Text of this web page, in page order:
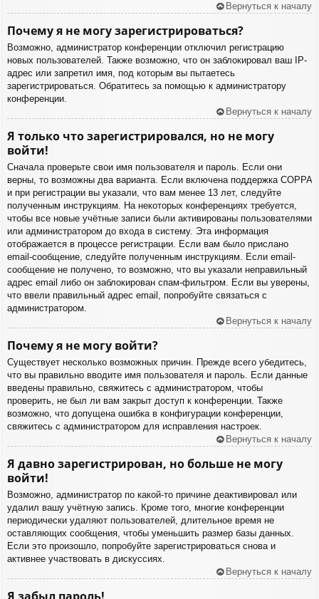
Вернуться к началу
Почему я не могу зарегистрироваться?
Возможно, администратор конференции отключил регистрацию
новых пользователей. Также возможно, что он заблокировал ваш IP-
адрес или запретил имя, под которым вы пытаетесь
зарегистрироваться. Обратитесь за помощью к администратору
конференции.
Вернуться к началу
Я только что зарегистрировался, но не могу
войти!
Сначала проверьте свои имя пользователя и пароль. Если они
верны, то возможны два варианта. Если включена поддержка COPPA
и при регистрации вы указали, что вам менее 13 лет, следуйте
полученным инструкциям. На некоторых конференциях требуется,
чтобы все новые учётные записи были активированы пользователями
или администратором до входа в систему. Эта информация
отображается в процессе регистрации. Если вам было прислано
email-сообщение, следуйте полученным инструкциям. Если email-
сообщение не получено, то возможно, что вы указали неправильный
адрес email либо он заблокирован спам-фильтром. Если вы уверены,
что ввели правильный адрес email, попробуйте связаться с
администратором.
Вернуться к началу
Почему я не могу войти?
Существует несколько возможных причин. Прежде всего убедитесь,
что вы правильно вводите имя пользователя и пароль. Если данные
введены правильно, свяжитесь с администратором, чтобы
проверить, не был ли вам закрыт доступ к конференции. Также
возможно, что допущена ошибка в конфигурации конференции,
свяжитесь с администратором для исправления настроек.
Вернуться к началу
Я давно зарегистрирован, но больше не могу
войти!
Возможно, администратор по какой-то причине деактивировал или
удалил вашу учётную запись. Кроме того, многие конференции
периодически удаляют пользователей, длительное время не
оставляющих сообщения, чтобы уменьшить размер базы данных.
Если это произошло, попробуйте зарегистрироваться снова и
активнее участвовать в дискуссиях.
Вернуться к началу